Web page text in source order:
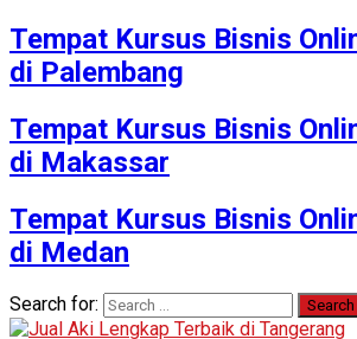
Tempat Kursus Bisnis
di Palembang
Tempat Kursus Bisnis
di Makassar
Tempat Kursus Bisnis
di Medan
Search for: